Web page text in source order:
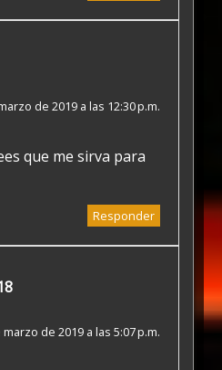
de 2019 a las 12:30 p.m.
que me sirva para
Responder
marzo de 2019 a las 5:07 p.m.